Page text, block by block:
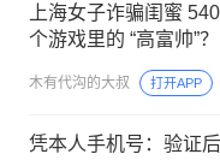
上海女子诈骗闺蜜
个游戏里的 “高富帅”
木有代沟的大叔 打开APP
凭本人手机号：验证